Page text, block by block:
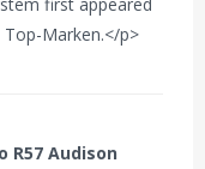
Marken.</p>
R57 Audison